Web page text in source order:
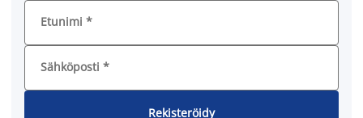
Etunimi *
Sähköposti *
Rekisteröidy